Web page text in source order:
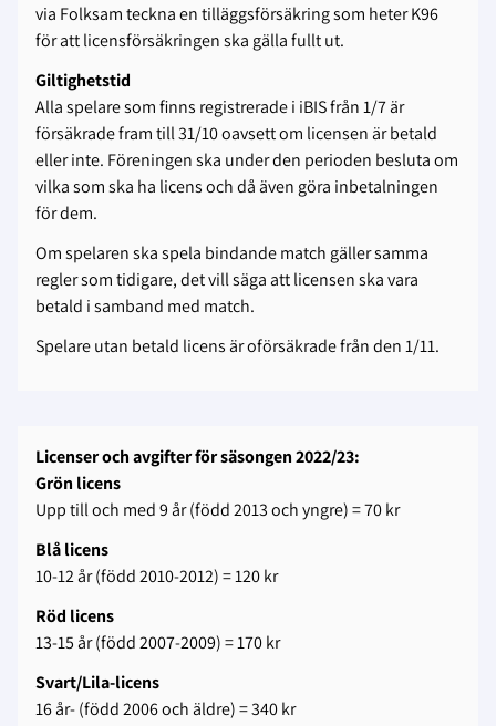
via Folksam teckna en tilläggsförsäkring som heter K96
för att licensförsäkringen ska gälla fullt ut.
Giltighetstid
Alla spelare som finns registrerade i iBIS från 1/7 är
försäkrade fram till 31/10 oavsett om licensen är betald
eller inte. Föreningen ska under den perioden besluta om
vilka som ska ha licens och då även göra inbetalningen
för dem.
Om spelaren ska spela bindande match gäller samma
regler som tidigare, det vill säga att licensen ska vara
betald i samband med match.
Spelare utan betald licens är oförsäkrade från den 1/11.
Licenser och avgifter för säsongen 2022/23:
Grön licens
Upp till och med 9 år (född 2013 och yngre) = 70 kr
Blå licens
10-12 år (född 2010-2012) = 120 kr
Röd licens
13-15 år (född 2007-2009) = 170 kr
Svart/Lila-licens
16 år- (född 2006 och äldre) = 340 kr